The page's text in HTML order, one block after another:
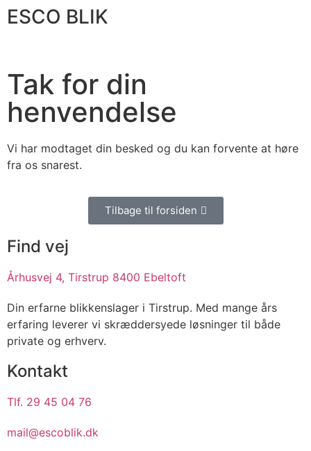
ESCO BLIK
Tak for din
henvendelse
Vi har modtaget din besked og du kan forvente at høre
fra os snarest.
Tilbage til forsiden
Find vej
Århusvej 4, Tirstrup 8400 Ebeltoft
Din erfarne blikkenslager i Tirstrup. Med mange års
erfaring leverer vi skræddersyede løsninger til både
private og erhverv.
Kontakt
Tlf. 29 45 04 76
mail@escoblik.dk